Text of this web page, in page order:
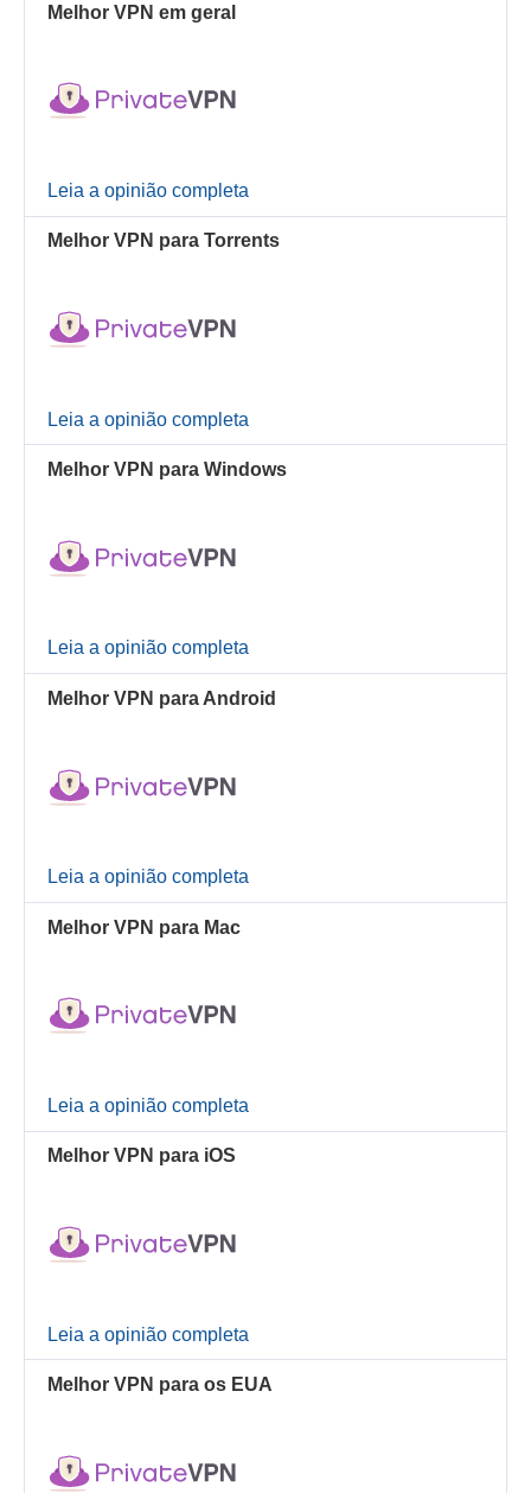
Melhor VPN em geral
Leia a opinião completa
Melhor VPN para Torrents
Leia a opinião completa
Melhor VPN para Windows
Leia a opinião completa
Melhor VPN para Android
Leia a opinião completa
Melhor VPN para Mac
Leia a opinião completa
Melhor VPN para iOS
Leia a opinião completa
Melhor VPN para os EUA